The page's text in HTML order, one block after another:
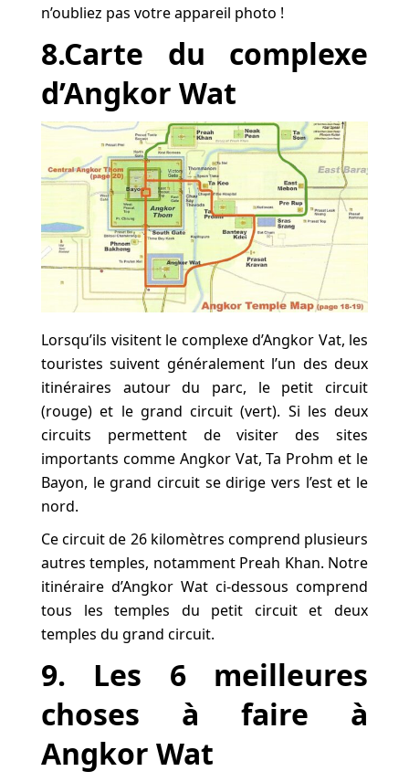
n’oubliez pas votre appareil photo !
8.Carte du complexe
d’Angkor Wat
Lorsqu’ils visitent le complexe d’Angkor Vat, les
touristes suivent généralement l’un des deux
itinéraires autour du parc, le petit circuit
(rouge) et le grand circuit (vert). Si les deux
circuits permettent de visiter des sites
importants comme Angkor Vat, Ta Prohm et le
Bayon, le grand circuit se dirige vers l’est et le
nord.
Ce circuit de 26 kilomètres comprend plusieurs
autres temples, notamment Preah Khan. Notre
itinéraire d’Angkor Wat ci-dessous comprend
tous les temples du petit circuit et deux
temples du grand circuit.
9. Les 6 meilleures
choses à faire à
Angkor Wat